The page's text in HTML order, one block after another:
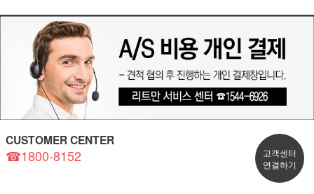
CUSTOMER CENTER
☎1800-8152
고객센터
연결하기